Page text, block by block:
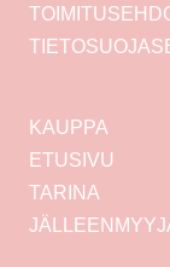
KAUPPA
ETUSIVU
TARINA